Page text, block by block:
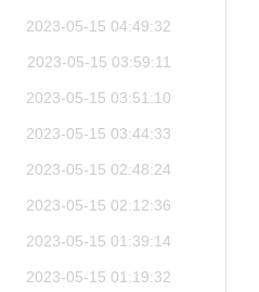
2023-05-15 04:49:32
2023-05-15 03:59:11
2023-05-15 03:51:10
2023-05-15 03:44:33
2023-05-15 02:48:24
2023-05-15 02:12:36
2023-05-15 01:39:14
2023-05-15 01:19:32